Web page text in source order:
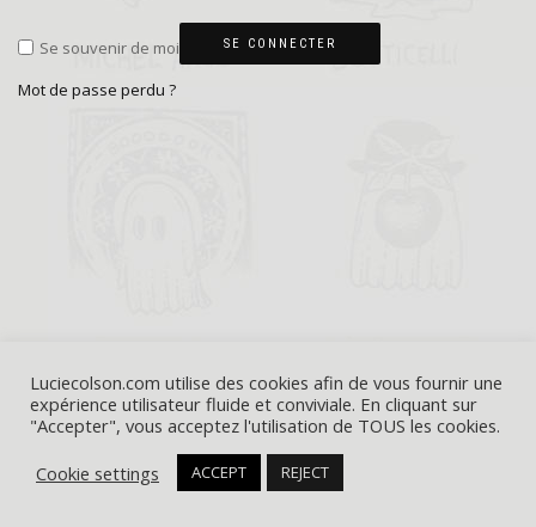
Se souvenir de moi SE CONNECTER
Mot de passe perdu ?
CONFIDENTIALITÉ
Luciecolson.com utilise des cookies afin de vous fournir une
expérience utilisateur fluide et conviviale. En cliquant sur
"Accepter", vous acceptez l'utilisation de TOUS les cookies.
Cookie settings
ACCEPT REJECT